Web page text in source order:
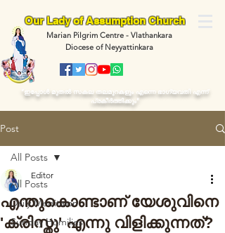
Our Lady of Assumption Church
Marian Pilgrim Centre - Vlathankara
Diocese of Neyyattinkara
“ഇപ്പോള്‍ മുതല്‍ സകല തലമുറകളും എന്നെ ഭാഗ്യവതി എന്ന്
പ്രകീര്‍ത്തിക്കും"
Post
All Posts
Daily Meditaion
Sunday Homilies
All Posts
എന്തുകൊണ്ടാണ് യേശുവിനെ
'ക്രിസ്തു' എന്നു വിളിക്കുന്നത്?
Editor